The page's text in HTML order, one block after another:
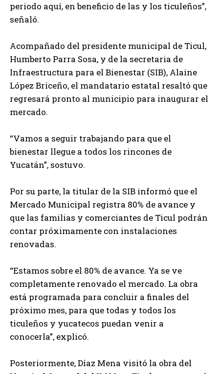
periodo aquí, en beneficio de las y los ticuleños”,
señaló.
Acompañado del presidente municipal de Ticul,
Humberto Parra Sosa, y de la secretaria de
Infraestructura para el Bienestar (SIB), Alaine
López Briceño, el mandatario estatal resaltó que
regresará pronto al municipio para inaugurar el
mercado.
“Vamos a seguir trabajando para que el
bienestar llegue a todos los rincones de
Yucatán”, sostuvo.
Por su parte, la titular de la SIB informó que el
Mercado Municipal registra 80% de avance y
que las familias y comerciantes de Ticul podrán
contar próximamente con instalaciones
renovadas.
“Estamos sobre el 80% de avance. Ya se ve
completamente renovado el mercado. La obra
está programada para concluir a finales del
próximo mes, para que todas y todos los
ticuleños y yucatecos puedan venir a
conocerla”, explicó.
Posteriormente, Díaz Mena visitó la obra del